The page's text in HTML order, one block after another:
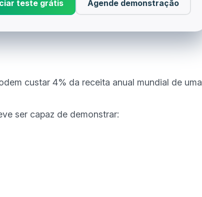
teste grátis Agende demonstração
custar 4% da receita anual mundial de uma
ser capaz de demonstrar: